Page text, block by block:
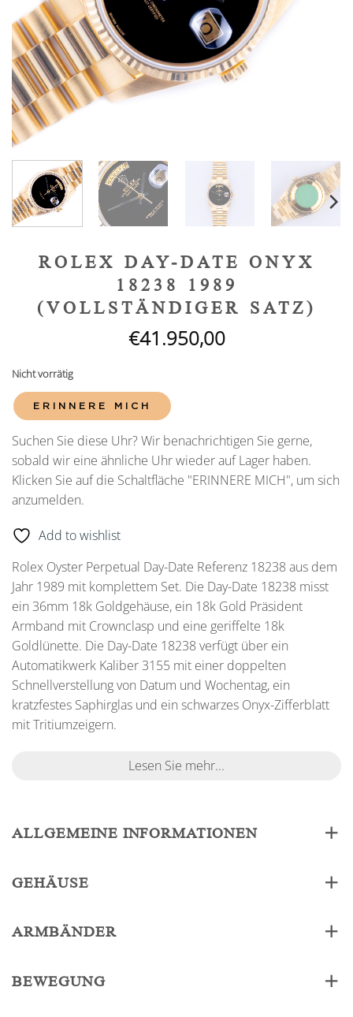
ROLEX DAY-DATE ONYX
18238 1989
(VOLLSTÄNDIGER SATZ)
€41.950,00
Nicht vorrätig
ERINNERE MICH
Suchen Sie diese Uhr? Wir benachrichtigen Sie gerne,
sobald wir eine ähnliche Uhr wieder auf Lager haben.
Klicken Sie auf die Schaltfläche "ERINNERE MICH", um sich
anzumelden.
Add to wishlist
Rolex Oyster Perpetual Day-Date Referenz 18238 aus dem
Jahr 1989 mit komplettem Set. Die Day-Date 18238 misst
ein 36mm 18k Goldgehäuse, ein 18k Gold Präsident
Armband mit Crownclasp und eine geriffelte 18k
Goldlünette. Die Day-Date 18238 verfügt über ein
Automatikwerk Kaliber 3155 mit einer doppelten
Schnellverstellung von Datum und Wochentag, ein
kratzfestes Saphirglas und ein schwarzes Onyx-Zifferblatt
mit Tritiumzeigern.
Lesen Sie mehr...
ALLGEMEINE INFORMATIONEN
GEHÄUSE
ARMBÄNDER
BEWEGUNG